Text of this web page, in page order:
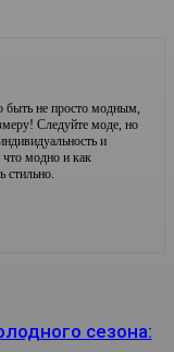
быть не просто модным,
Следуйте моде, но
и
модно и как
стильно.
сезона: